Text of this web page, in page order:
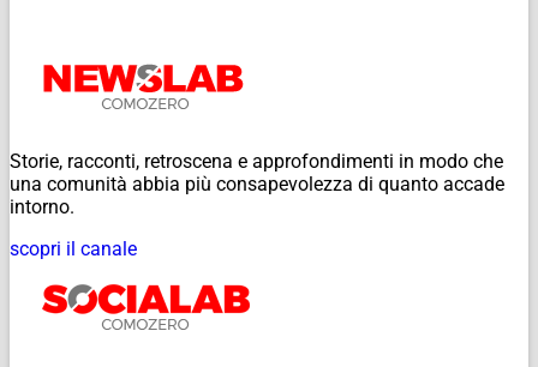
Storie, racconti, retroscena e approfondimenti in modo che
una comunità abbia più consapevolezza di quanto accade
intorno.
scopri il canale